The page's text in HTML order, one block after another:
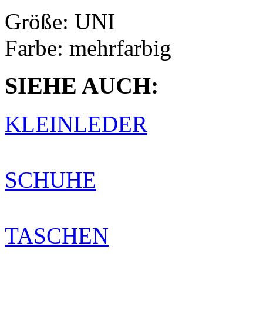
Größe: UNI
Farbe: mehrfarbig
SIEHE AUCH:
KLEINLEDER
SCHUHE
TASCHEN